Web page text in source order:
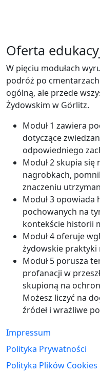
Oferta
W pięciu modułach
podróż po
ogólną, ale przede
Żydowskim w Görlitz.
Moduł 1 zawiera
dotyczące
odpowiedniego
Moduł 2 skupia
nagrobkach,
znaczeniu
Moduł 3 opowiada
pochowanych na
kontekście historii
Moduł 4 oferuje
żydowskie praktyki
Moduł 5 porusza
profanacji w
skupioną na
Możesz liczyć na
źródeł i wrażliwe
Impressum
Polityka Prywatności
Polityka Plików Cookies